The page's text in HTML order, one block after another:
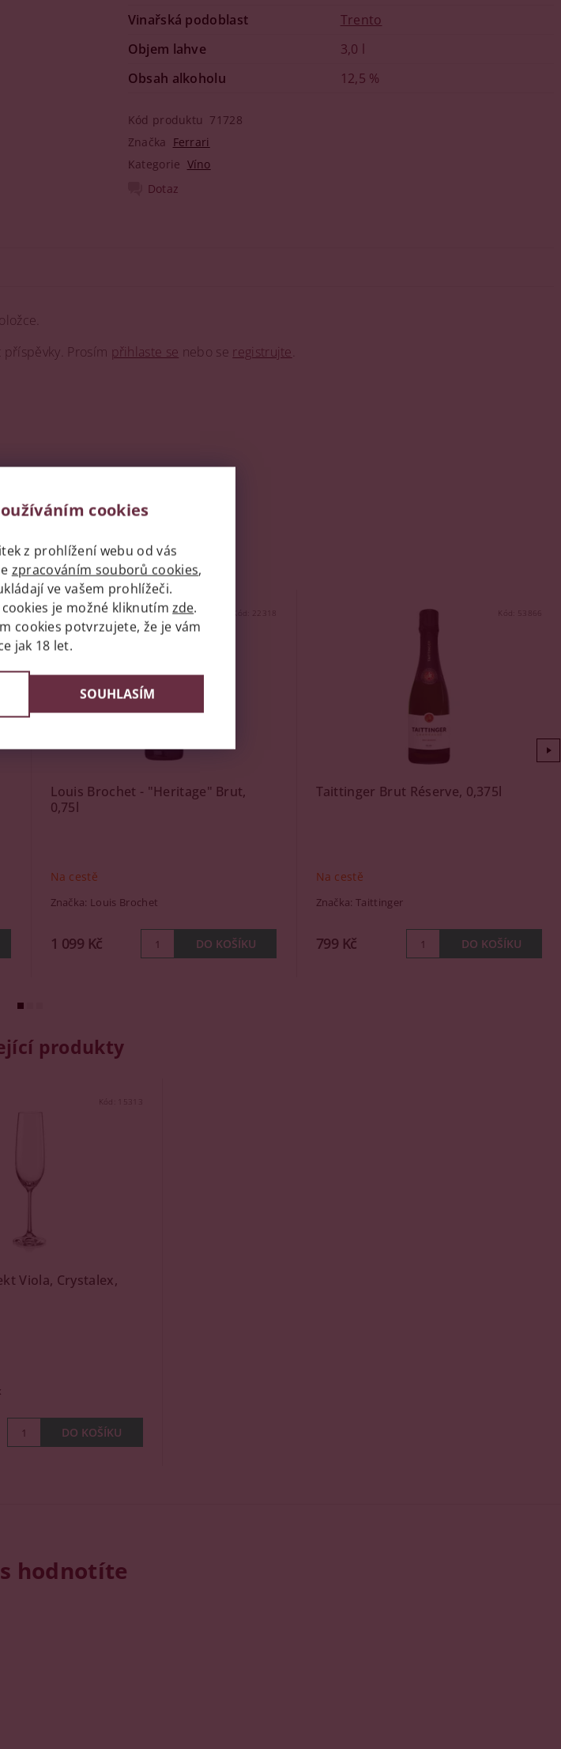
Vinařská podoblast
Trento
Objem lahve
3,0 l
Obsah alkoholu
12,5 %
Kód produktu 71728
Značka Ferrari
Kategorie Víno
Dotaz
Prosím přihlaste se nebo se registrujte
produkty
22318
Louis Brochet - "Heritage" Brut,
0,75l
Na cestě
Značka: Louis Brochet
1 099 Kč
Kód: 53866
Taittinger Brut Réserve, 0,375l
Na cestě
Značka:Taittinger
799 Kč
produkty
Kód: 15313
Viola, Crystalex,
hodnotíte
cookies
z prohlížení webu od vás
zpracováním souborů cookies,
ve vašem prohlížeči.
je možné kliknutímzde.
cookies potvrzujete, že je vám
jak 18 let.
SOUHLASÍM